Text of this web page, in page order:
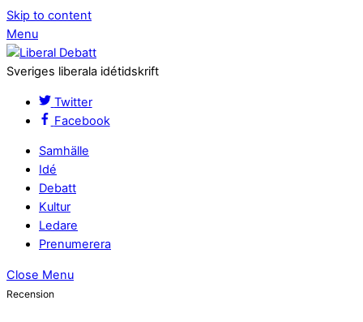
Skip to content
Menu
Sveriges liberala idétidskrift
Twitter
Facebook
Samhälle
Idé
Debatt
Kultur
Ledare
Prenumerera
Close Menu
Recension